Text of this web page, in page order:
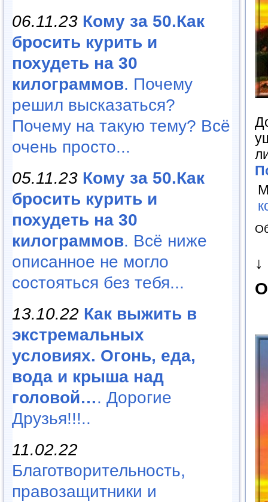
06.11.23 Кому за 50.Как
бросить курить и
похудеть на 30
килограммов. Почему
решил высказаться?
Почему на такую тему? Всё
очень просто...
05.11.23 Кому за 50.Как
бросить курить и
похудеть на 30
килограммов. Всё ниже
описанное не могло
состояться без тебя...
13.10.22 Как выжить в
экстремальных
условиях. Огонь, еда,
вода и крыша над
головой…. Дорогие
Друзья!!!..
11.02.22
Благотворительность,
правозащитники и